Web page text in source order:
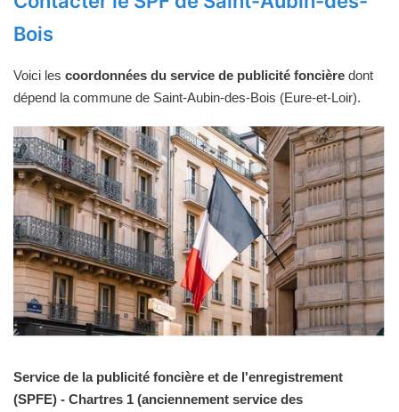
Bois
Voici les coordonnées du service de publicité foncière dont
dépend la commune de Saint-Aubin-des-Bois (Eure-et-Loir).
Service de la publicité foncière et de l'enregistrement
(SPFE) - Chartres 1 (anciennement service des